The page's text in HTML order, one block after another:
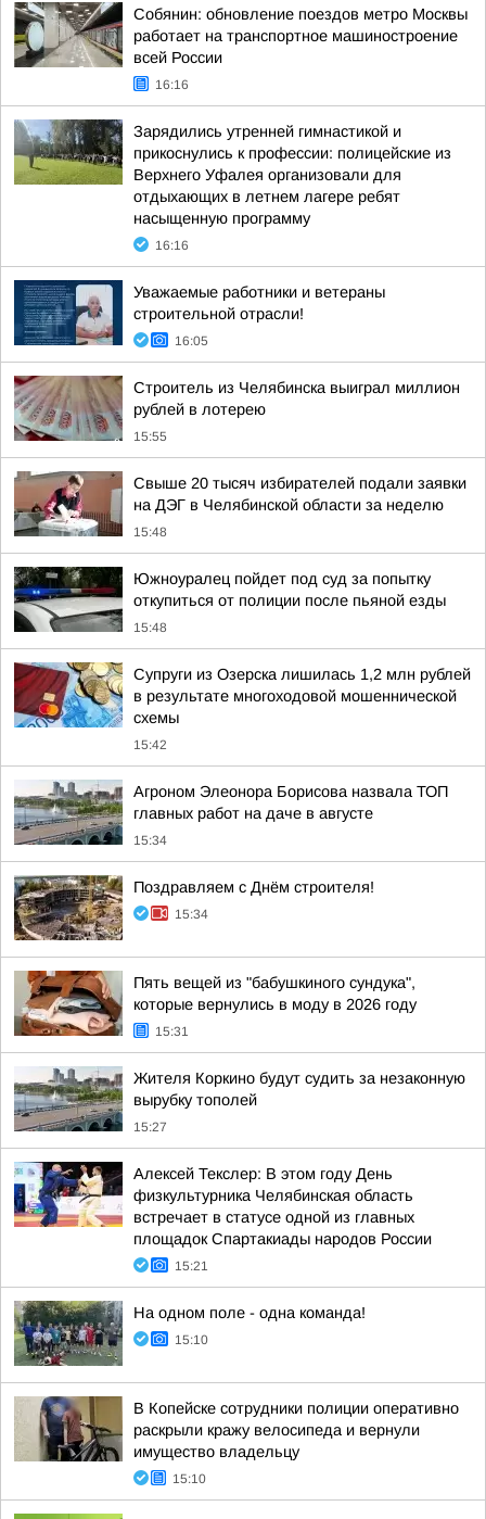
Собянин: обновление поездов метро Москвы
работает на транспортное машиностроение
всей России
16:16
Зарядились утренней гимнастикой и
прикоснулись к профессии: полицейские из
Верхнего Уфалея организовали для
отдыхающих в летнем лагере ребят
насыщенную программу
16:16
Уважаемые работники и ветераны
строительной отрасли!
16:05
Строитель из Челябинска выиграл миллион
рублей в лотерею
15:55
Свыше 20 тысяч избирателей подали заявки
на ДЭГ в Челябинской области за неделю
15:48
Южноуралец пойдет под суд за попытку
откупиться от полиции после пьяной езды
15:48
Супруги из Озерска лишилась 1,2 млн рублей
в результате многоходовой мошеннической
схемы
15:42
Агроном Элеонора Борисова назвала ТОП
главных работ на даче в августе
15:34
Поздравляем с Днём строителя!
15:34
Пять вещей из "бабушкиного сундука",
которые вернулись в моду в 2026 году
15:31
Жителя Коркино будут судить за незаконную
вырубку тополей
15:27
Алексей Текслер: В этом году День
физкультурника Челябинская область
встречает в статусе одной из главных
площадок Спартакиады народов России
15:21
На одном поле - одна команда!
15:10
В Копейске сотрудники полиции оперативно
раскрыли кражу велосипеда и вернули
имущество владельцу
15:10